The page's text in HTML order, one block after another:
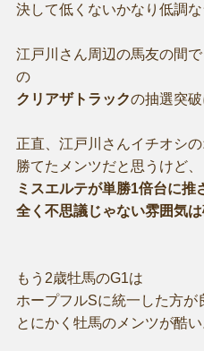
決して低くないかなり低調な
江戸川さん周辺の馬友の間
の
クリアザトラックの抽選突破
正直、江戸川さんイチオシ
勝てたメンツだと思うけど、
ミスエルテが単勝1倍台に推
全く不思議じゃない雰囲気
もう2歳牡馬のG1は
ホープフルSに統一した方が
とにかく牡馬のメンツが酷い